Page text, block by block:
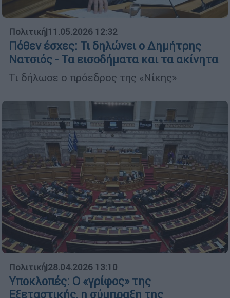
Πολιτική|11.05.2026 12:32
Πόθεν έσχες: Τι δηλώνει ο Δημήτρης
Νατσιός - Τα εισοδήματα και τα ακίνητα
Τι δήλωσε ο πρόεδρος της «Νίκης»
Πολιτική|28.04.2026 13:10
Υποκλοπές: Ο «γρίφος» της
Εξεταστικής, η σύμπραξη της